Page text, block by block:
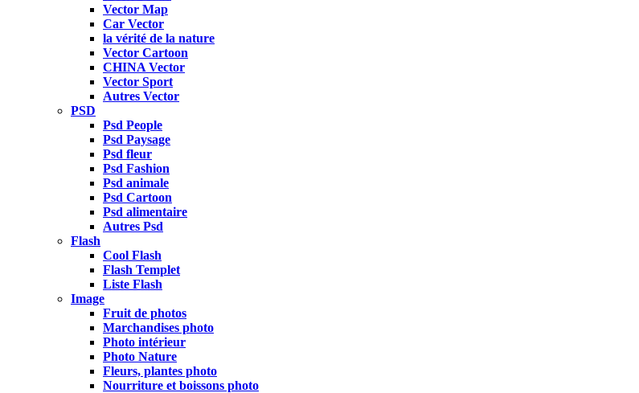
Vector Map
Car Vector
la vérité de la nature
Vector Cartoon
CHINA Vector
Vector Sport
Autres Vector
PSD
Psd People
Psd Paysage
Psd fleur
Psd Fashion
Psd animale
Psd Cartoon
Psd alimentaire
Autres Psd
Flash
Cool Flash
Flash Templet
Liste Flash
Image
Fruit de photos
Marchandises photo
Photo intérieur
Photo Nature
Fleurs, plantes photo
Nourriture et boissons photo